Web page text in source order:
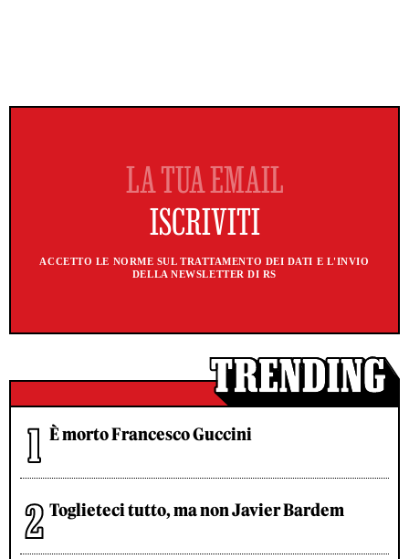
ACCETTO LE NORME SUL TRATTAMENTO DEI DATI E L'INVIO
DELLA NEWSLETTER DI RS
È morto Francesco Guccini
Toglieteci tutto, ma non Javier Bardem